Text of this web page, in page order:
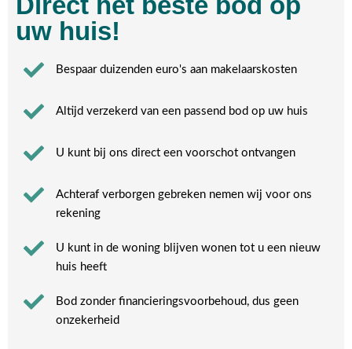
uw huis!
Bespaar duizenden euro's aan makelaarskosten
Altijd verzekerd van een passend bod op uw huis
U kunt bij ons direct een voorschot ontvangen
Achteraf verborgen gebreken nemen wij voor ons
rekening​
U kunt in de woning blijven wonen tot u een nieuw
huis heeft​
Bod zonder financieringsvoorbehoud, dus geen
onzekerheid​